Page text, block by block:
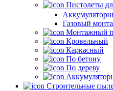
Пистолеты
Газовый
Монтажный
Кровельный
Каркасный
По бетону
По дереву
Строительные